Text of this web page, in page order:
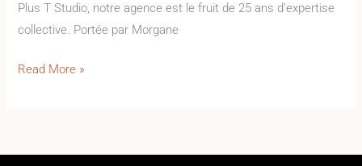
Plus T Studio, notre agence est le fruit de 25 ans d’expertise
collective. Portée par Morgane
Read More »